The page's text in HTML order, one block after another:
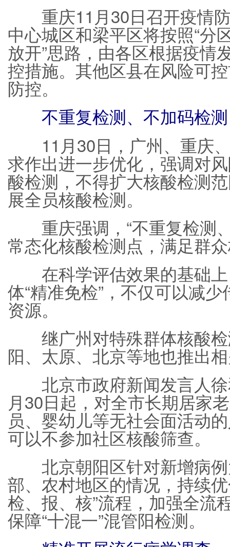
重庆11月30日召开疫情防
中心城区和梁平区将按照“分
放开”思路，由各区根据疫情
控措施。其他区县在风险可
防控。
不重复检测、不加码检测
11月30日，广州、重庆、
求作出进一步优化，强调对
酸检测，不得扩大核酸检测
展全员核酸检测。
重庆强调，“不重复检测
常态化核酸检测点，满足群
在科学评估效果的基础上
体“精准免检”，不仅可以减
资源。
继广州对特殊群体核酸检
阳、太原、北京等地也推出
北京市政府新闻发言人徐
月30日起，对全市长期居家
员、婴幼儿等无社会面活动
可以不参加社区核酸筛查。
北京朝阳区针对新增病例
部、农村地区的情况，持续
检、报、核”流程，加强全流
保障“十混一”混管阳检测。